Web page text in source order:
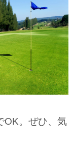
OK。ぜひ、気